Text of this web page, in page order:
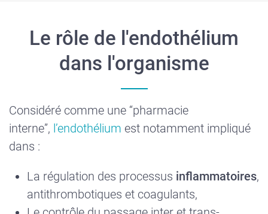
Le rôle de l'endothélium
dans l'organisme
Considéré comme une “pharmacie
interne”, l’endothélium est notamment impliqué
dans :
La régulation des processus inflammatoires,
antithrombotiques et coagulants,